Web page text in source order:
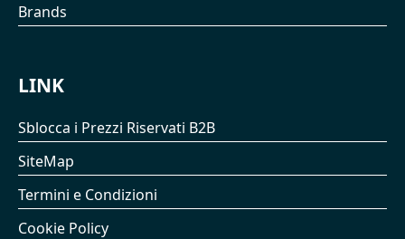
Brands
LINK
Sblocca i Prezzi Riservati B2B
SiteMap
Termini e Condizioni
Cookie Policy